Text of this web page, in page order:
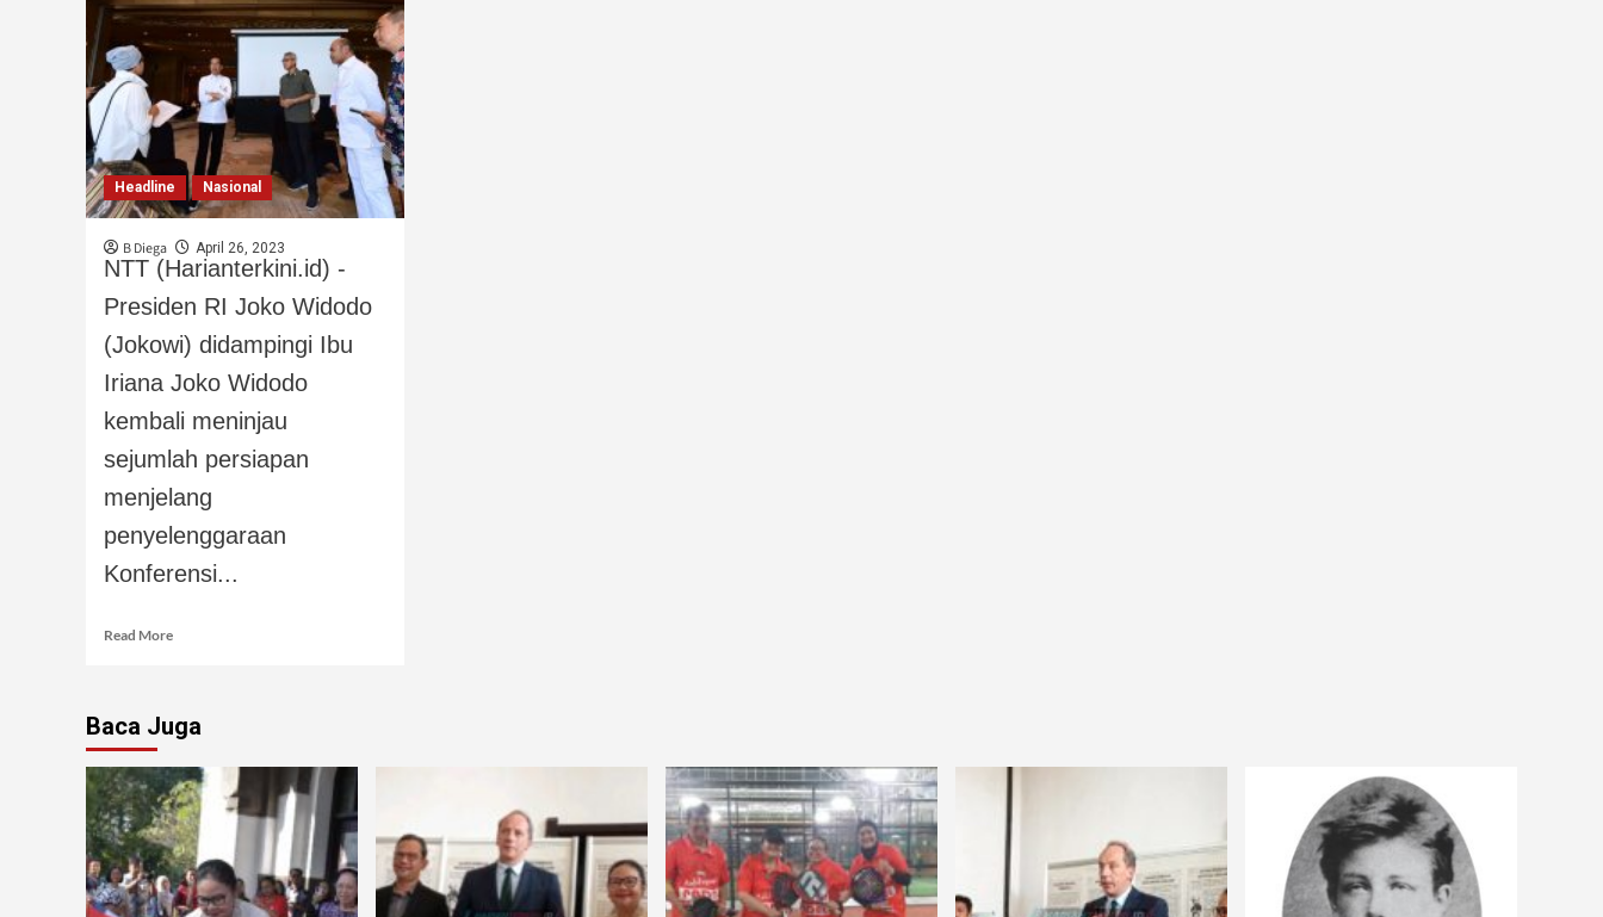
Headline Nasional
B Diega April 26, 2023
NTT (Harianterkini.id) -
Presiden RI Joko Widodo
(Jokowi) didampingi Ibu
Iriana Joko Widodo
kembali meninjau
sejumlah persiapan
menjelang
penyelenggaraan
Konferensi...
Read More
Baca Juga